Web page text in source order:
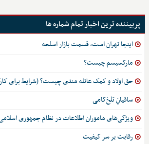
پربیننده ترین اخبار تمام شماره ها
اینجا تهران است، قسمت بازار اسلحه
مارکسیسم چیست؟
حق اولاد و کمک عائله مندی چیست؟ (شرایط برای
ساقیانِ تلخ‌کامی
ویژگی‌های ماموران اطلاعات در نظام جمهوری
رقابت بر سر کیفیت